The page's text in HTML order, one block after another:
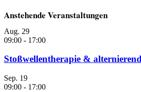
Anstehende Veranstaltungen
Aug. 29
09:00 - 17:00
Stoßwellentherapie &
Sep. 19
09:00 - 17:00